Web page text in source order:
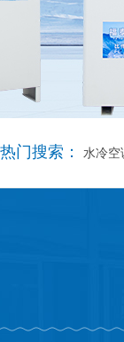
热门搜索： 水冷空